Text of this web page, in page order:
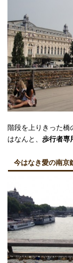
階段を上りきった橋
はなんと、 歩行者専
今はなき愛の南京